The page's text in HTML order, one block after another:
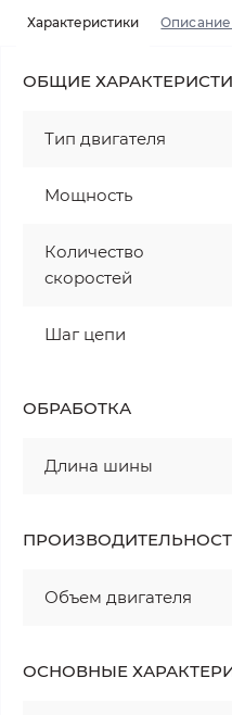
Характеристики Описание
ОБЩИЕ
Тип двигателя
Мощность
Количество
скоростей
Шаг цепи
ОБРАБОТКА
Длина шины
Объем двигателя
ОСНОВНЫЕ